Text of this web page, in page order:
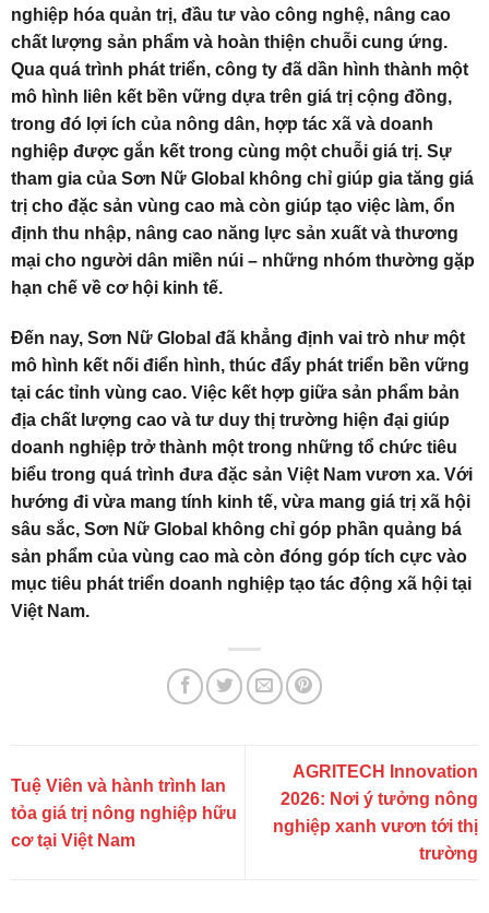
nghiệp hóa quản trị, đầu tư vào công nghệ, nâng cao
chất lượng sản phẩm và hoàn thiện chuỗi cung ứng.
Qua quá trình phát triển, công ty đã dần hình thành một
mô hình liên kết bền vững dựa trên giá trị cộng đồng,
trong đó lợi ích của nông dân, hợp tác xã và doanh
nghiệp được gắn kết trong cùng một chuỗi giá trị. Sự
tham gia của Sơn Nữ Global không chỉ giúp gia tăng giá
trị cho đặc sản vùng cao mà còn giúp tạo việc làm, ổn
định thu nhập, nâng cao năng lực sản xuất và thương
mại cho người dân miền núi – những nhóm thường gặp
hạn chế về cơ hội kinh tế.
Đến nay, Sơn Nữ Global đã khẳng định vai trò như một
mô hình kết nối điển hình, thúc đẩy phát triển bền vững
tại các tỉnh vùng cao. Việc kết hợp giữa sản phẩm bản
địa chất lượng cao và tư duy thị trường hiện đại giúp
doanh nghiệp trở thành một trong những tổ chức tiêu
biểu trong quá trình đưa đặc sản Việt Nam vươn xa. Với
hướng đi vừa mang tính kinh tế, vừa mang giá trị xã hội
sâu sắc, Sơn Nữ Global không chỉ góp phần quảng bá
sản phẩm của vùng cao mà còn đóng góp tích cực vào
mục tiêu phát triển doanh nghiệp tạo tác động xã hội tại
Việt Nam.
Tuệ Viên và hành trình lan
tỏa giá trị nông nghiệp hữu
cơ tại Việt Nam
AGRITECH Innovation
2026: Nơi ý tưởng nông
nghiệp xanh vươn tới thị
trường